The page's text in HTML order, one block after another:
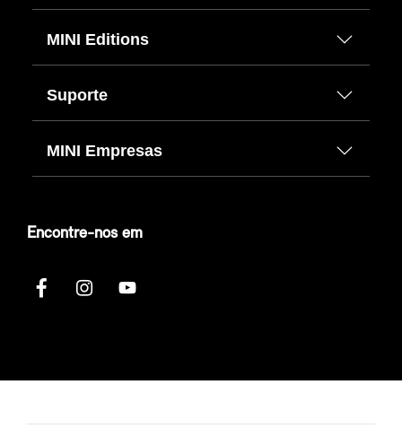
MINI Editions
Suporte
MINI Empresas
Encontre-nos em